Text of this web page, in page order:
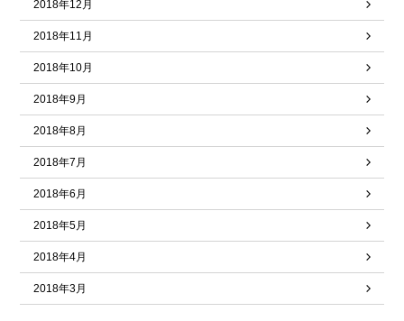
2018年12月
2018年11月
2018年10月
2018年9月
2018年8月
2018年7月
2018年6月
2018年5月
2018年4月
2018年3月